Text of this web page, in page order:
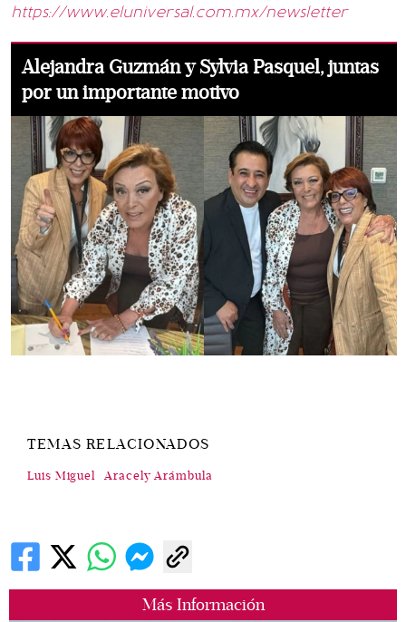
Más Información
https://www.eluniversal.com.mx/newsletter
Alejandra Guzmán y Sylvia Pasquel, juntas
por un importante motivo
TEMAS RELACIONADOS
Luis Miguel Aracely Arámbula